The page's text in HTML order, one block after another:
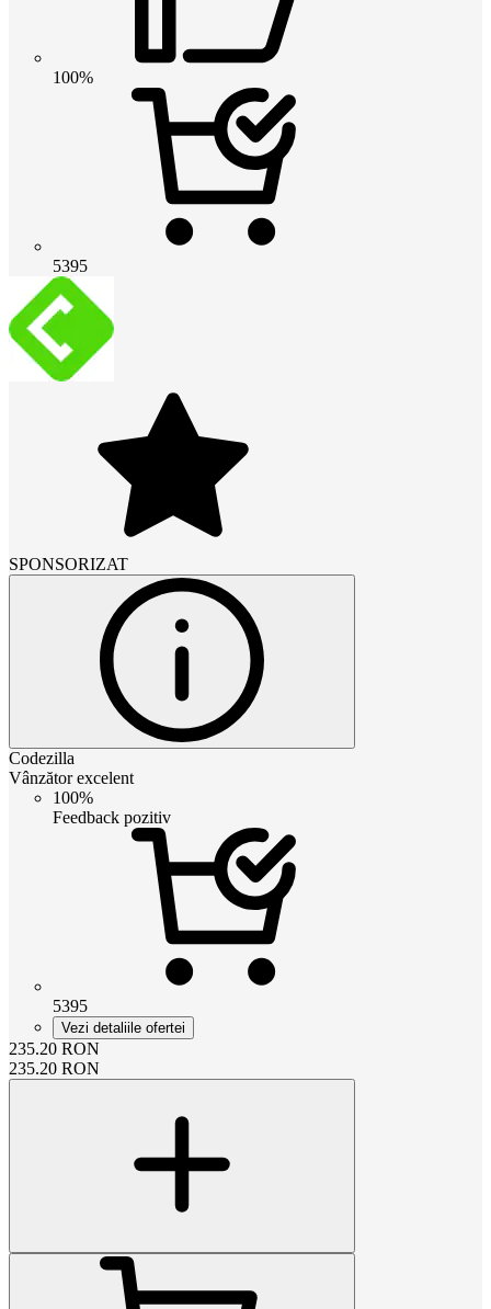
100%
5395
SPONSORIZAT
Codezilla
Vânzător excelent
100%
Feedback pozitiv
5395
Vezi detaliile ofertei
235.20 RON
235.20 RON